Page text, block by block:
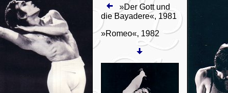
»Der Gott und
die Bayadere«, 1981
»Romeo«, 1982